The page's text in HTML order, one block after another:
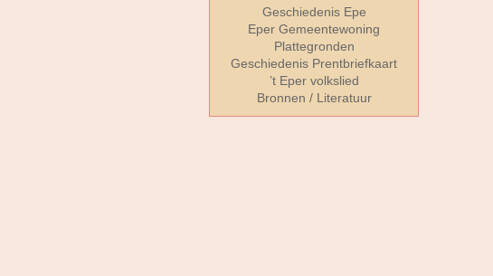
Geschiedenis Epe
Eper Gemeentewoning
Plattegronden
Geschiedenis Prentbriefkaart
’t Eper volkslied
Bronnen / Literatuur